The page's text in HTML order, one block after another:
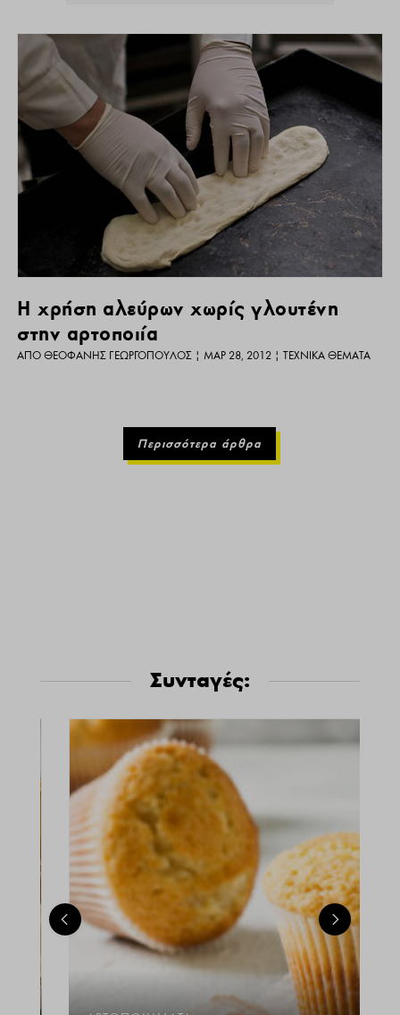
Η χρήση αλεύρων χωρίς γλουτένη
στην αρτοποιία
ΑΠΌΘΕΟΦΆΝΗΣ ΓΕΩΡΓΌΠΟΥΛΟΣ | ΜΑΡ 28, 2012 |ΤΕΧΝΙΚΆ ΘΈΜΑΤΑ
Περισσότερα άρθρα
Συνταγές: